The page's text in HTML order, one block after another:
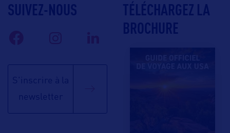
SUIVEZ-NOUS
S'inscrire à la
newsletter
TÉLÉCHARGEZ LA
BROCHURE